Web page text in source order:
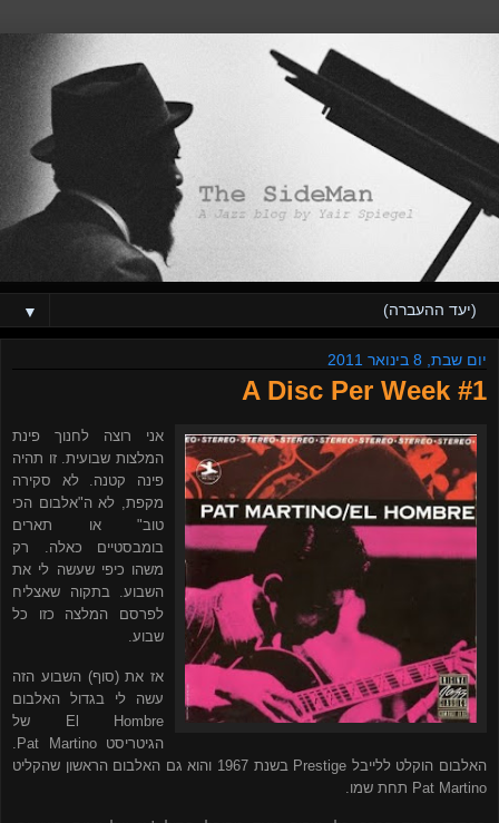
▼
יום שבת, 8 בינואר 2011
A Disc Per Week #1
אני רוצה לחנוך פינת
המלצות שבועית. זו תהיה
פינה קטנה. לא סקירה
מקפת, לא ה"אלבום הכי
טוב" או תארים
בומבסטיים כאלה. רק
משהו כיפי שעשה לי את
השבוע. בתקוה שאצליח
לפרסם המלצה כזו כל
שבוע.
אז את (סוף) השבוע הזה
עשה לי בגדול האלבום
El Hombre
של
הגיטריסטPat Martino
האלבום הוקלט ללייבל Prestige בשנת 1967 והוא גם האלבום הראשון שהקליט
Pat Martino תחת שמו.